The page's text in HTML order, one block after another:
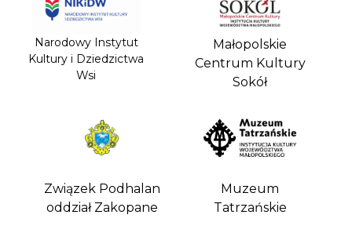
Narodowy Instytut
Kultury i Dziedzictwa
Wsi
Małopolskie
Centrum Kultury
Sokół
Związek Podhalan
oddział Zakopane
Muzeum
Tatrzańskie